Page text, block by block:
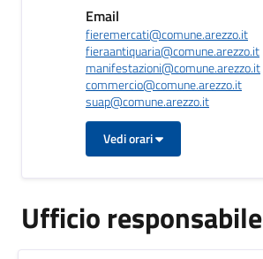
Email
fieremercati@comune.arezzo.it
fieraantiquaria@comune.arezzo.it
manifestazioni@comune.arezzo.it
commercio@comune.arezzo.it
suap@comune.arezzo.it
Vedi orari
Ufficio responsabile